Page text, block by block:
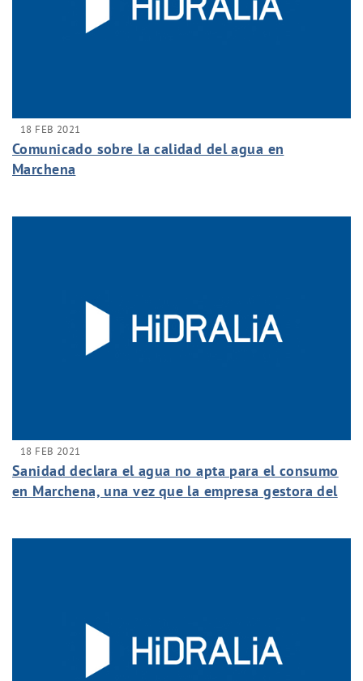
18 FEB 2021
Comunicado sobre la calidad del agua en
Marchena
18 FEB 2021
Sanidad declara el agua no apta para el consumo
en Marchena, una vez que la empresa gestora del